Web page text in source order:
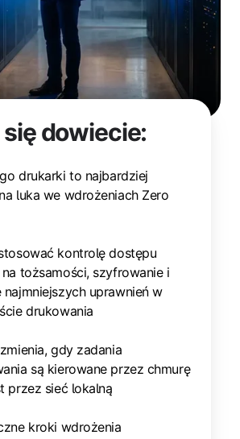
dowiecie:
drukarki to najbardziej
luka we wdrożeniach Zero
kontrolę dostępu
tożsamości, szyfrowanie i
najmniejszych uprawnień w
drukowania
gdy zadania
są kierowane przez chmurę
przez sieć lokalną
kroki wdrożenia